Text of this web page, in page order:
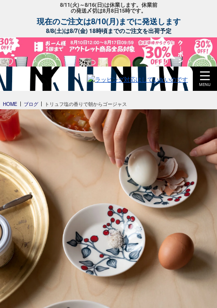
8/11(火)～8/16(日)は休業します。休業前
の発送〆切は8月8日15時です。
現在のご注文は8/10(月)までに発送します
8/8(土)は8/7(金) 18時頃までのご注文を出荷予定
MENU
HOME ブログ トリュフ塩の香りで朝からゴージャス